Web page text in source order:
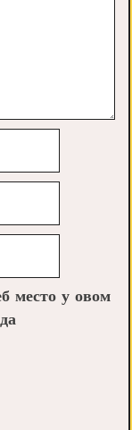
место у овом